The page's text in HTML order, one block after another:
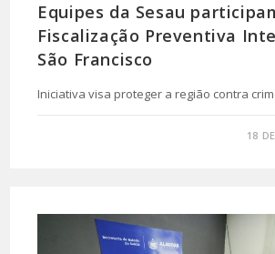
Equipes da Sesau
Fiscalização Preventiva
São Francisco
Iniciativa visa proteger a região contra
18